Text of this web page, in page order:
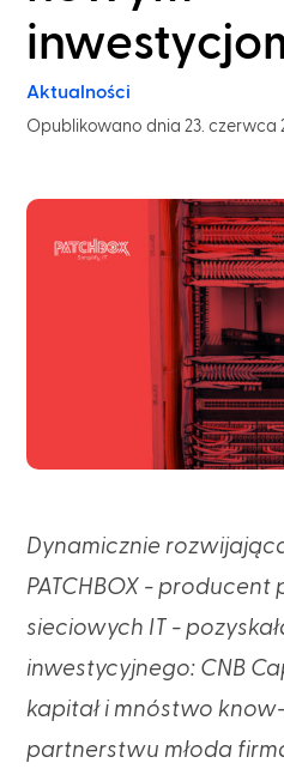
Aktualności
Opublikowano dnia 23. czerwca
Dynamicznie
PATCHBOX -
sieciowych IT -
inwestycyjnego: CNB
kapitał i mnóstwo
partnerstwu młoda